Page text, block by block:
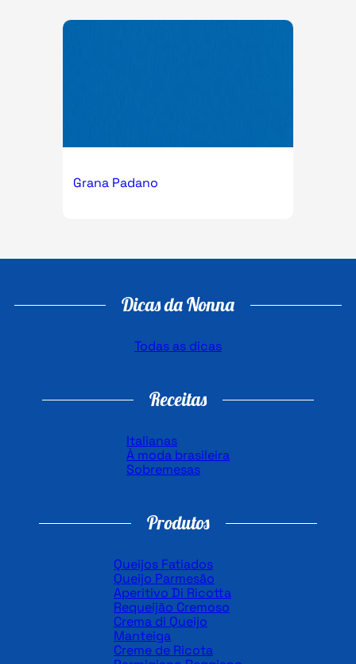
Grana Padano
Dicas da Nonna
Todas as dicas
Receitas
Italianas
À moda brasileira
Sobremesas
Produtos
Queijos Fatiados
Queijo Parmesão
Aperitivo Di Ricotta
Requeijão Cremoso
Crema di Queijo
Manteiga
Creme de Ricota